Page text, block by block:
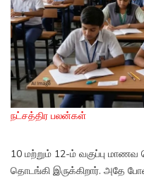
நட்சத்திர பலன்கள்
10 மற்றும் 12-ம் வகுப்பு
தொடங்கி இருக்கிறார். அதே